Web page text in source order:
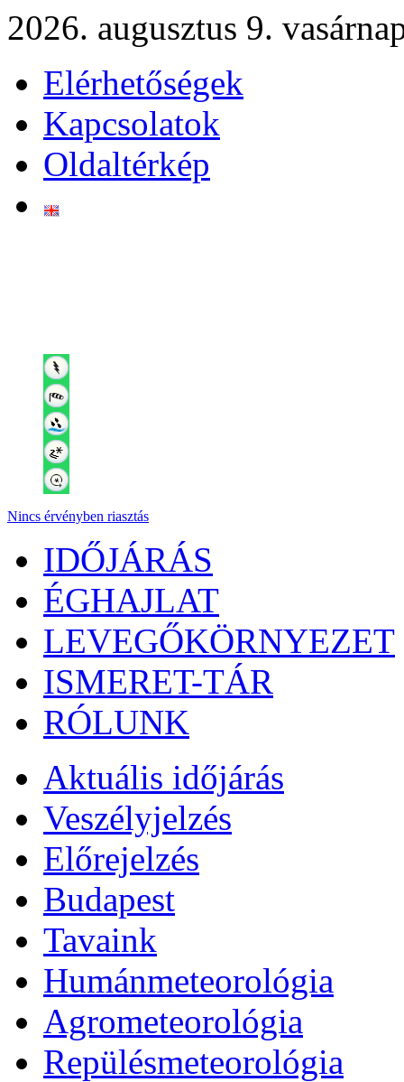
2026. augusztus 9.
Elérhetőségek
Kapcsolatok
Oldaltérkép
Nincs érvényben riasztás
IDŐJÁRÁS
ÉGHAJLAT
LEVEGŐKÖRNYEZET
ISMERET-TÁR
RÓLUNK
Aktuális időjárás
Veszélyjelzés
Előrejelzés
Budapest
Tavaink
Humánmeteorológia
Agrometeorológia
Repülésmeteorológia